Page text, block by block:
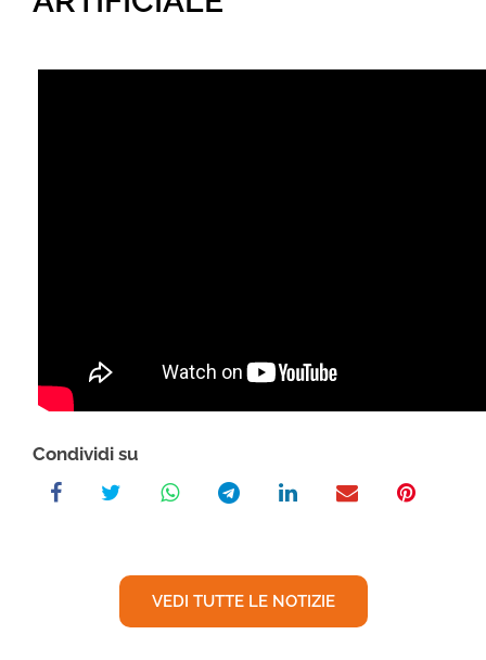
Condividi su
VEDI TUTTE LE NOTIZIE